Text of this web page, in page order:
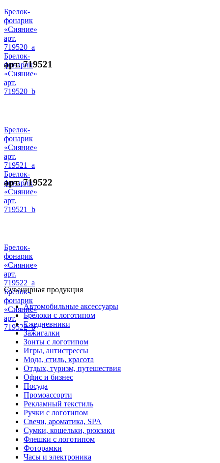
Брелок-
фонарик
«Сияние»
арт.
719520_a
Брелок-
фонарик
«Сияние»
арт.
719520_b
арт. 719521
Брелок-
фонарик
«Сияние»
арт.
719521_a
Брелок-
фонарик
«Сияние»
арт.
719521_b
арт. 719522
Брелок-
фонарик
«Сияние»
арт.
719522_a
Брелок-
фонарик
«Сияние»
арт.
719522_b
Сувенирная продукция
Автомобильные аксессуары
Брелоки с логотипом
Ежедневники
Зажигалки
Зонты с логотипом
Игры, антистрессы
Мода, стиль, красота
Отдых, туризм, путешествия
Офис и бизнес
Посуда
Промоассорти
Рекламный текстиль
Ручки с логотипом
Свечи, ароматика, SPA
Сумки, кошельки, рюкзаки
Флешки с логотипом
Фоторамки
Часы и электроника